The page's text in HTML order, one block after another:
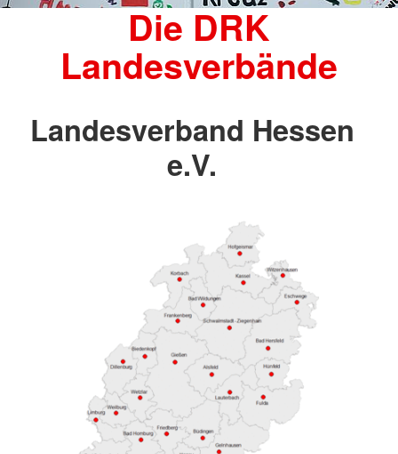
Die DRK
Landesverbände
Landesverband Hessen
e.V.